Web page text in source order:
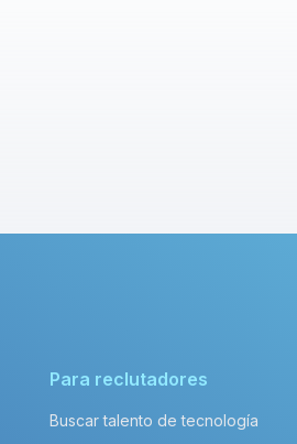
Para reclutadores
Buscar talento de tecnología